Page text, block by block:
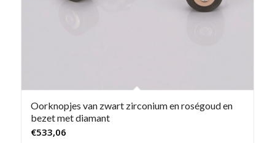
Oorknopjes van zwart zirconium en roségoud en
bezet met diamant
€533,06